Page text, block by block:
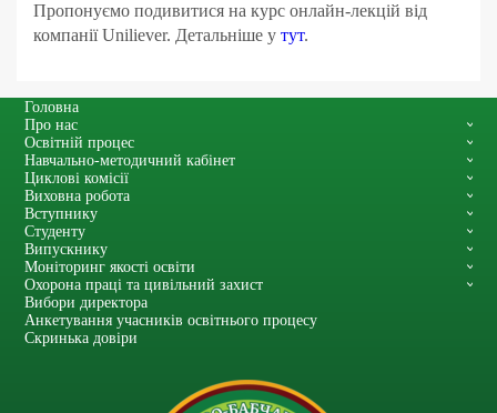
Пропонуємо подивитися на курс онлайн-лекцій від
компанії Uniliever. Детальніше у тут.
Головна
Про нас
Освітній процес
Навчально-методичний кабінет
Циклові комісії
Виховна робота
Вступнику
Студенту
Випускнику
Моніторинг якості освіти
Охорона праці та цивільний захист
Вибори директора
Анкетування учасників освітнього процесу
Скринька довіри